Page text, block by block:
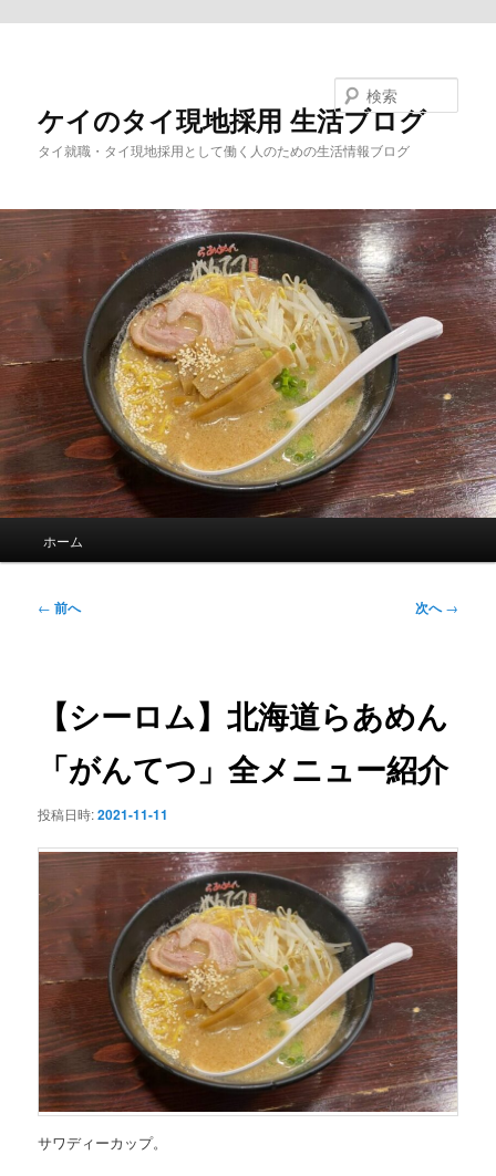
ケイのタイ現地採用 生活ブログ
タイ就職・タイ現地採用として働く人のための生活情報ブログ
ホーム
投← 前へ 次へ→
【シーロム】北海道らあめん
「がんてつ」全メニュー紹介
投稿日時:2021-11-11
サワディーカップ。